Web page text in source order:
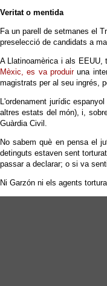
Veritat o mentida
Fa un parell de setmanes el
preselecció de candidats a
A Llatinoamèrica i als
Mèxic, es va produiruna
magistrats per al seu ingrés,
L'ordenament jurídic
altres estats del món), i,
Guàrdia Civil.
No sabem què en pensa el
detinguts estaven sent
passar a declarar; o si va
Ni Garzón ni els agents